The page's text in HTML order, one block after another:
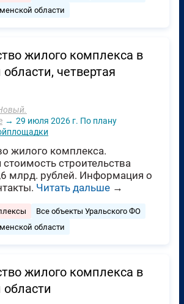
области
жилого комплекса в
четвертая
→ 29 июля 2026 г. По плану
жилого комплекса.
строительства
млрд. рублей. Информация о
Читать дальше →
Все объекты Уральского ФО
области
жилого комплекса в